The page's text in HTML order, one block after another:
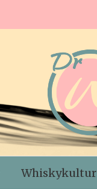
Whiskykultur